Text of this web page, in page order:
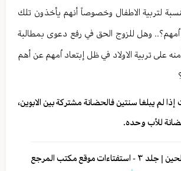
لتربية الاطفال وخصوصاً أنهم يأخذون تلك
اُمهم؟.. وهل للزوج الحق في رفع دعوى بمطالبة
على تربية الاولاد في ظل إبتعاد اُمهم عن أهم
إذا لم يبلغا سنتين فالحضانة مشتركة بين الابوين،
للأب وحده.
موقع مكتب المرجع